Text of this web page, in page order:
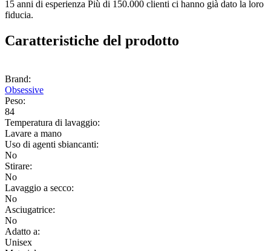
15 anni di esperienza Più di 150.000 clienti ci hanno già dato la loro
fiducia.
Caratteristiche del prodotto
Brand:
Obsessive
Peso:
84
Temperatura di lavaggio:
Lavare a mano
Uso di agenti sbiancanti:
No
Stirare:
No
Lavaggio a secco:
No
Asciugatrice:
No
Adatto a:
Unisex